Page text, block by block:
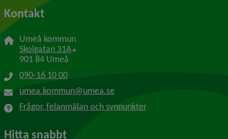
Kontakt
Umeå kommun
Skolgatan 31A Länk till annan webbplats, öppnas i nytt
901 84 Umeå
090-16 10 00
umea.kommun@umea.se
Frågor, felanmälan och synpunkter
Hitta snabbt